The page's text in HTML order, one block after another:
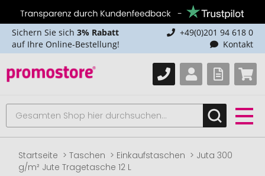
Sichern Sie sich 3% Rabatt
auf Ihre Online-Bestellung!
+49(0)201 94 618 0
Kontakt
Startseite Taschen Einkaufstaschen
Juta 300
g/m² Jute Tragetasche 12 L